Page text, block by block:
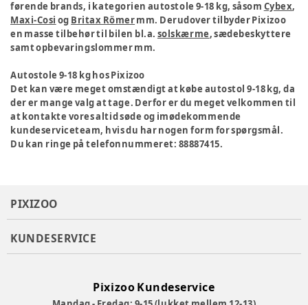
førende brands, i kategorien autostole 9-18 kg, såsom Cybex,
Maxi-Cosi og Britax Römermm. Derudover tilbyder Pixizoo
en masse tilbehør til bilen bl.a. solskærme, sædebeskyttere
samt opbevaringslommer mm.
Autostole 9-18 kg hos Pixizoo
Det kan være meget omstændigt at købe autostol 9-18 kg, da
der er mange valg at tage. Derfor er du meget velkommen til
at kontakte vores altid søde og imødekommende
kundeserviceteam, hvis du har nogen form for spørgsmål.
Du kan ringe på telefonnummeret: 88887415.
PIXIZOO
KUNDESERVICE
Pixizoo Kundeservice